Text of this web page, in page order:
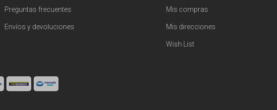
Preguntas frecuentes
Envíos y devoluciones
Mis compras
Mis direcciones
Wish List